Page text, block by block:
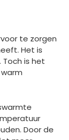
te zorgen
Het is
is het
Door de